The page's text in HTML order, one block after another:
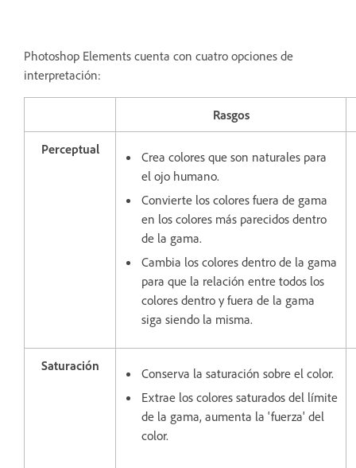
Photoshop Elements cuenta con cuatro opciones de
interpretación:
Rasgos
Perceptual
Crea colores que son naturales para
el ojo humano.
Convierte los colores fuera de gama
en los colores más parecidos dentro
de la gama.
Cambia los colores dentro de la gama
para que la relación entre todos los
colores dentro y fuera de la gama
siga siendo la misma.
Saturación
Conserva la saturación sobre el color.
Extrae los colores saturados del límite
de la gama, aumenta la 'fuerza' del
color.